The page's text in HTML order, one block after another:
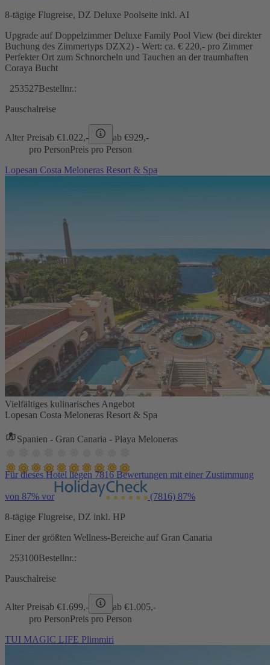
8-tägige Flugreise, DZ Deluxe Poolseite inkl. AI
Upgrade auf Doppelzimmer Deluxe Family Pool View (bei direkter
Buchung des Zimmertyps DZX2) - Wert: ca. € 220,- pro Zimmer
Perfekter Ort zum Schnorcheln und Tauchen an der traumhaften
Coraya Bucht
253527Bestellnr.:
Pauschalreise
Alter Preisab €1.022,- ab €929,-
pro PersonPreis pro Person
Lopesan Costa Meloneras Resort & Spa
Vielfältiges kulinarisches Angebot
Lopesan Costa Meloneras Resort & Spa
Spanien - Gran Canaria - Playa Meloneras
Für dieses Hotel liegen 7816 Bewertungen mit einer Zustimmung
von 87% vor (7816) 87%
8-tägige Flugreise, DZ inkl. HP
Einer der größten Wellness-Bereiche auf Gran Canaria
253100Bestellnr.:
Pauschalreise
Alter Preisab €1.699,- ab €1.005,-
pro PersonPreis pro Person
TUI MAGIC LIFE Plimmiri